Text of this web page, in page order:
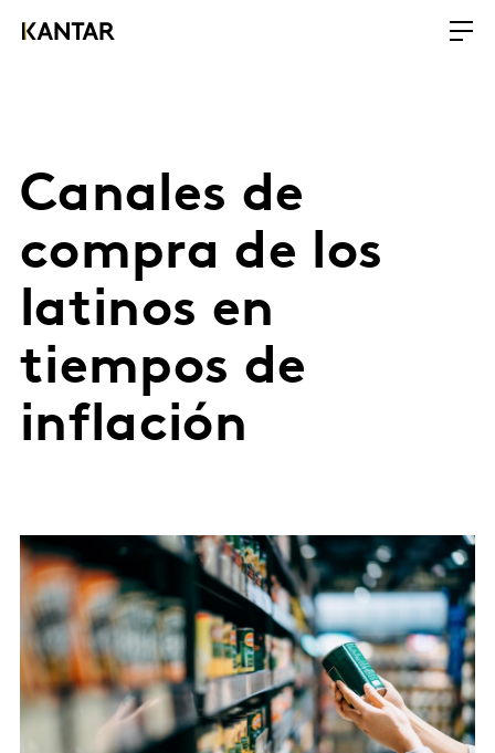
Canales de
compra de los
latinos en
tiempos de
inflación